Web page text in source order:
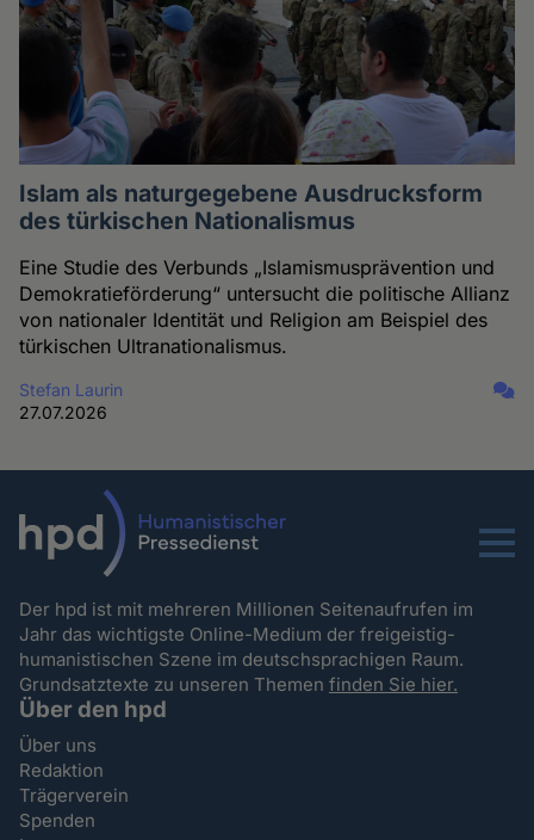
Islam als naturgegebene Ausdrucksform
des türkischen Nationalismus
Eine Studie des Verbunds „Islamismusprävention und
Demokratieförderung“ untersucht die politische Allianz
von nationaler Identität und Religion am Beispiel des
türkischen Ultranationalismus.
Stefan Laurin
27.07.2026
Menu
Der hpd ist mit mehreren Millionen Seitenaufrufen im
Jahr das wichtigste Online-Medium der freigeistig-
humanistischen Szene im deutschsprachigen Raum.
Grundsatztexte zu unseren Themenfinden Sie hier.
Über den hpd
Über uns
Redaktion
Trägerverein
Spenden